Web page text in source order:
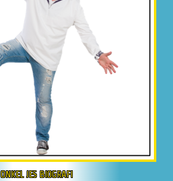
ONKEL JES BIOGRAFI